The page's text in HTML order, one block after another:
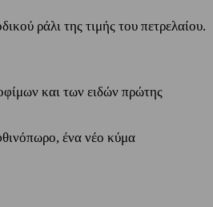
ράλι της τιμής του πετρελαίου.
και των ειδών πρώτης
ένα νέο κύμα